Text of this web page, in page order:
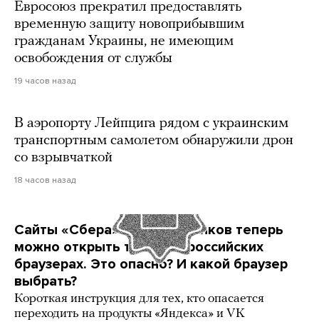
Евросоюз прекратил предоставлять
временную защиту новоприбывшим
гражданам Украины, не имеющим
освобождения от службы
19 часов назад
В аэропорту Лейпцига рядом с украинским
транспортным самолетом обнаружили дрон
со взрывчаткой
18 часов назад
Сайты «Сбера» и других банков теперь
можно открыть только в российских
браузерах. Это опасно? И какой браузер
выбрать?
Короткая инструкция для тех, кто опасается
переходить на продукты «Яндекса» и VK